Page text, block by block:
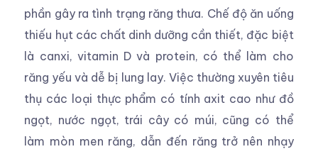
phần gây ra tình trạng răng thưa. Chế độ ăn uống
thiếu hụt các chất dinh dưỡng cần thiết, đặc biệt
là canxi, vitamin D và protein, có thể làm cho
răng yếu và dễ bị lung lay. Việc thường xuyên tiêu
thụ các loại thực phẩm có tính axit cao như đồ
ngọt, nước ngọt, trái cây có múi, cũng có thể
làm mòn men răng, dẫn đến răng trở nên nhạy